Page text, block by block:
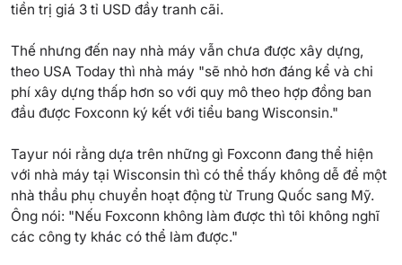
tiền trị giá 3 tỉ USD đầy tranh cãi.
Thế nhưng đến nay nhà máy vẫn chưa được xây dựng,
theo USA Today thì nhà máy "sẽ nhỏ hơn đáng kể và chi
phí xây dựng thấp hơn so với quy mô theo hợp đồng ban
đầu được Foxconn ký kết với tiểu bang Wisconsin."
Tayur nói rằng dựa trên những gì Foxconn đang thể hiện
với nhà máy tại Wisconsin thì có thể thấy không dễ để một
nhà thầu phụ chuyển hoạt động từ Trung Quốc sang Mỹ.
Ông nói: "Nếu Foxconn không làm được thì tôi không nghĩ
các công ty khác có thể làm được."